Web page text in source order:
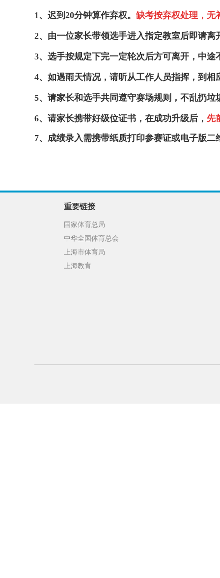
1、迟到20分钟算作弃权。 缺考按弃权处理，无
2、由一位家长带领选手进入指定教室后即请离
3、选手按规定下完一定轮次后方可离开，中
4、如遇雨天情况，请听从工作人员指挥，到相
5、请家长和选手共同遵守赛场规则，不乱扔
6、请家长携带好级位证书，在成功升级后， 先
7、成绩录入需携带纸质打印参赛证或电子版
重要链接
国家体育总局
中华全国体育总会
上海市体育局
上海教育